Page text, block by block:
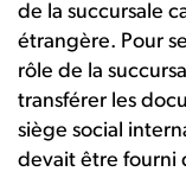
de la succursale
étrangère. Pour
rôle de la
transférer les
siège social
devait être fourni